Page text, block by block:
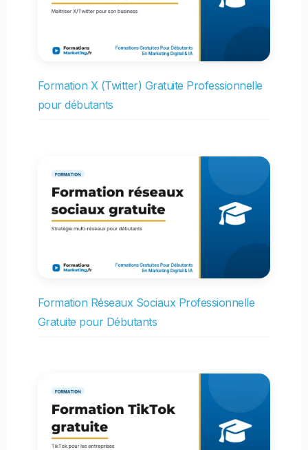
Formation X (Twitter) Gratuite Professionnelle
pour débutants
Formation Réseaux Sociaux Professionnelle
Gratuite pour Débutants